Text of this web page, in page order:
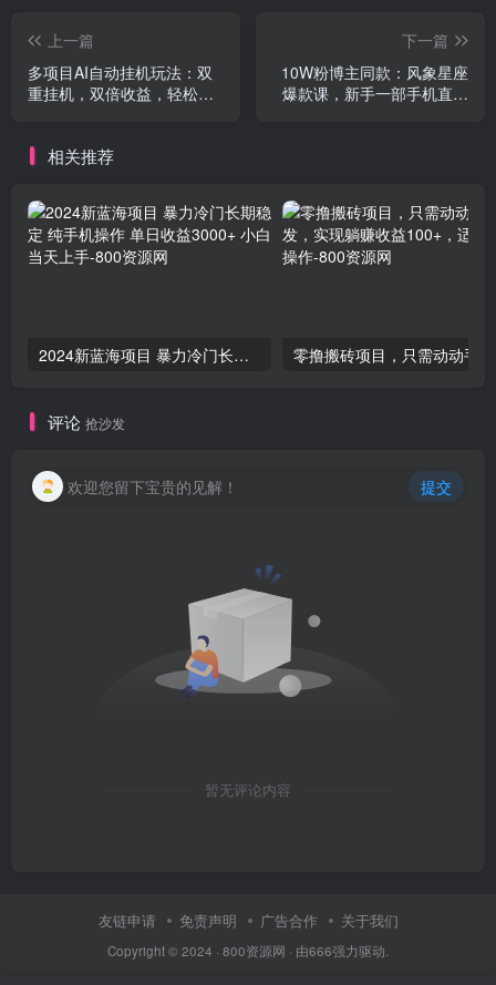
上一篇
多项目AI自动挂机玩法：双
重挂机，双倍收益，轻松躺
下一篇
10W粉博主同款：风象星座
爆款课，新手一部手机直接
相关推荐
2024新蓝海项目 暴力冷门长期稳定 纯手机操作 单日收益3000+ 小白当天上手
评论 抢沙发
欢迎您留下宝贵的见解！ 提交
暂无评论内容
友链申请 免责声明 广告合作 关于我们
Copyright © 2024 · 800资源网 · 由666强力驱动.